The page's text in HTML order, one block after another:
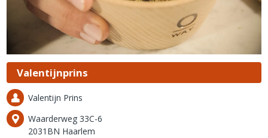
Valentijnprins
Valentijn Prins
Waarderweg 33C-6
2031BN Haarlem